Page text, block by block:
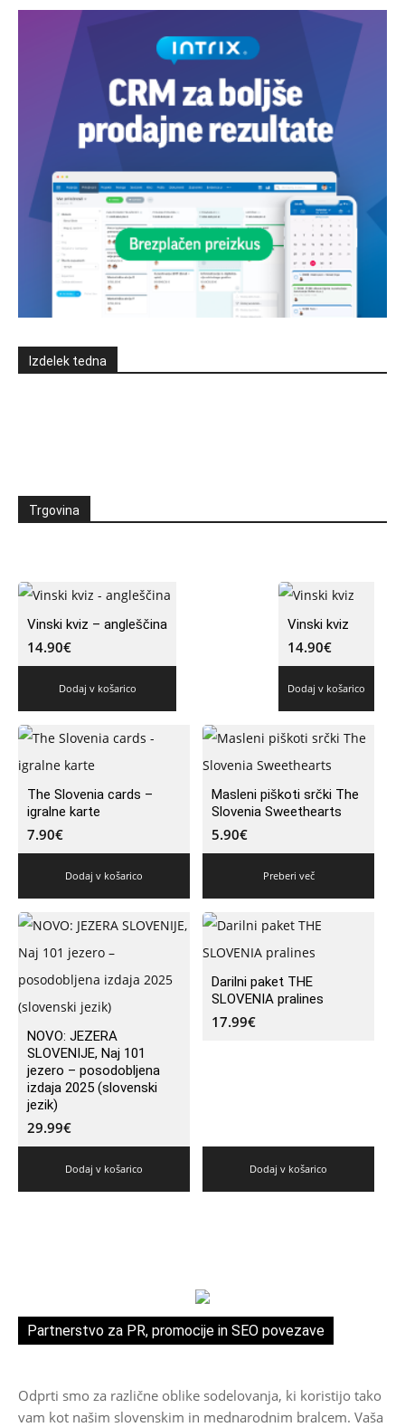
Izdelek tedna
Trgovina
Vinski kviz – angleščina
14.90€
Dodaj v košarico
Vinski kviz
14.90€
Dodaj v košarico
The Slovenia cards –
igralne karte
7.90€
Dodaj v košarico
Masleni piškoti srčki The
Slovenia Sweethearts
5.90€
Preberi več
NOVO: JEZERA
SLOVENIJE, Naj 101
jezero – posodobljena
izdaja 2025 (slovenski
jezik)
29.99€
Dodaj v košarico
Darilni paket THE
SLOVENIA pralines
17.99€
Dodaj v košarico
Partnerstvo za PR, promocije in SEO povezave
Odprti smo za različne oblike sodelovanja, ki koristijo tako
vam kot našim slovenskim in mednarodnim bralcem. Vaša